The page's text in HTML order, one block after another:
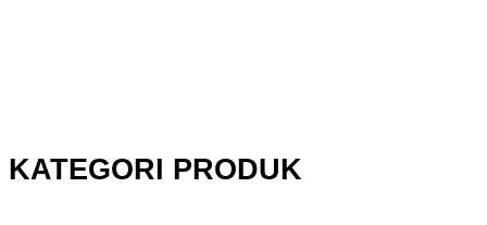
KATEGORI PRODUK